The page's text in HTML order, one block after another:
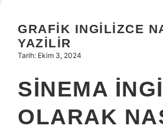
Hakkımızda
GRAFIK INGILIZCE
YAZILIR
Tarih: Ekim 3, 2024
SINEMA
OLARAK